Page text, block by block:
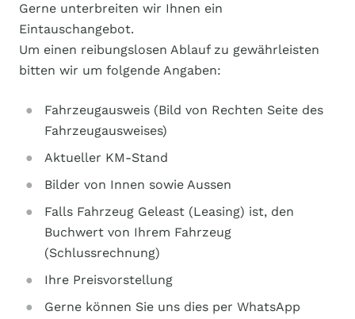
Gerne unterbreiten wir Ihnen ein
Eintauschangebot.
Um einen reibungslosen Ablauf zu gewährleisten
bitten wir um folgende Angaben:
Fahrzeugausweis (Bild von Rechten Seite des
Fahrzeugausweises)
Aktueller KM-Stand
Bilder von Innen sowie Aussen
Falls Fahrzeug Geleast (Leasing) ist, den
Buchwert von Ihrem Fahrzeug
(Schlussrechnung)
Ihre Preisvorstellung
Gerne können Sie uns dies per WhatsApp